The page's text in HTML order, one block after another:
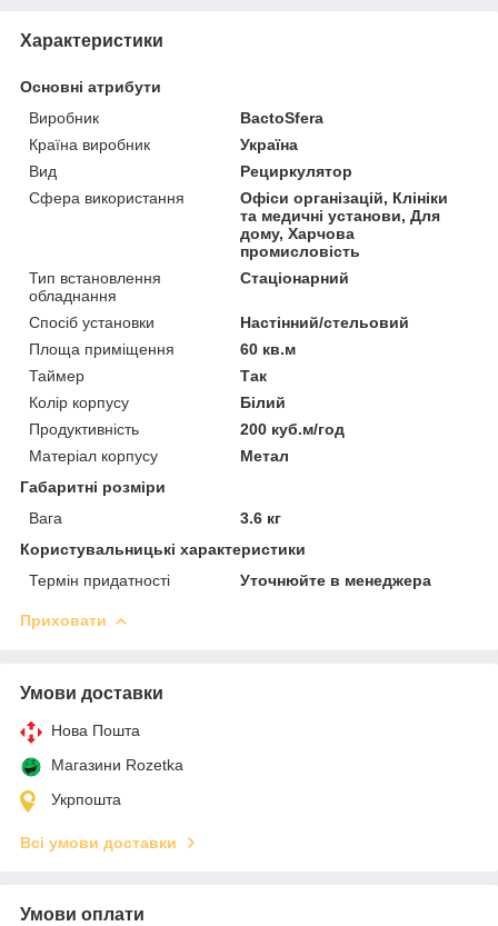
Характеристики
Основні атрибути
Виробник
BactoSfera
Країна виробник
Україна
Вид
Рециркулятор
Сфера використання
Офіси організацій, Клініки
та медичні установи, Для
дому, Харчова
промисловість
Тип встановлення
обладнання
Стаціонарний
Спосіб установки
Настінний/стельовий
Площа приміщення
60 кв.м
Таймер
Так
Колір корпусу
Білий
Продуктивність
200 куб.м/год
Матеріал корпусу
Метал
Габаритні розміри
Вага
3.6 кг
Користувальницькі характеристики
Термін придатності
Уточнюйте в менеджера
Приховати
Умови доставки
Нова Пошта
Магазини Rozetka
Укрпошта
Всі умови доставки
Умови оплати